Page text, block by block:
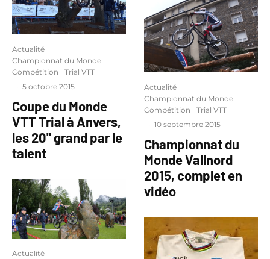
Actualité
Championnat du Monde
Compétition
Trial VTT
· 5 octobre 2015
Coupe du Monde
VTT Trial à Anvers,
les 20" grand par le
talent
Actualité
Actualité
Championnat du Monde
Compétition
Trial VTT
· 10 septembre 2015
Championnat du
Monde Vallnord
2015, complet en
vidéo